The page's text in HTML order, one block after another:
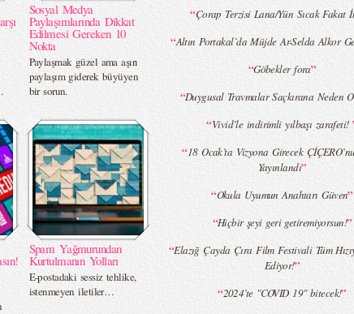
Sosyal Medya
Paylaşımlarında Dikkat
Edilmesi Gereken 10
Nokta
Paylaşmak güzel ama aşırı
paylaşım giderek büyüyen
bir sorun.
Spam Yağmurundan
Kurtulmanın Yolları
E-postadaki sessiz tehlike,
istenmeyen iletiler…
“Çorap Terzisi Lana/Yün Sıcak Fakat
“Altın Portakal`da Müjde Ar-Selda Alkor
“Göbekler fora”
“Duygusal Travmalar Saçkırana Neden
“Vivid’le indirimli yılbaşı zarafeti!
“18 Ocak’ta Vizyona Girecek
Yayınlandı”
“Okula Uyumun Anahtarı Güven”
“Hiçbir şeyi geri getiremiyorsun!”
“Elazığ Çayda Çıra Film Festivali Tüm
Ediyor!”
“2024’te "COVID 19" bitecek!”